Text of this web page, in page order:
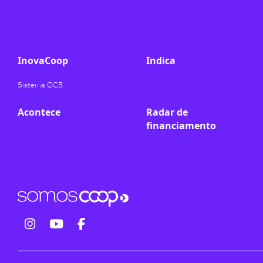
InovaCoop
Sistema OCB
Acontece
Indica
Radar de
financiamento
fab fabfab